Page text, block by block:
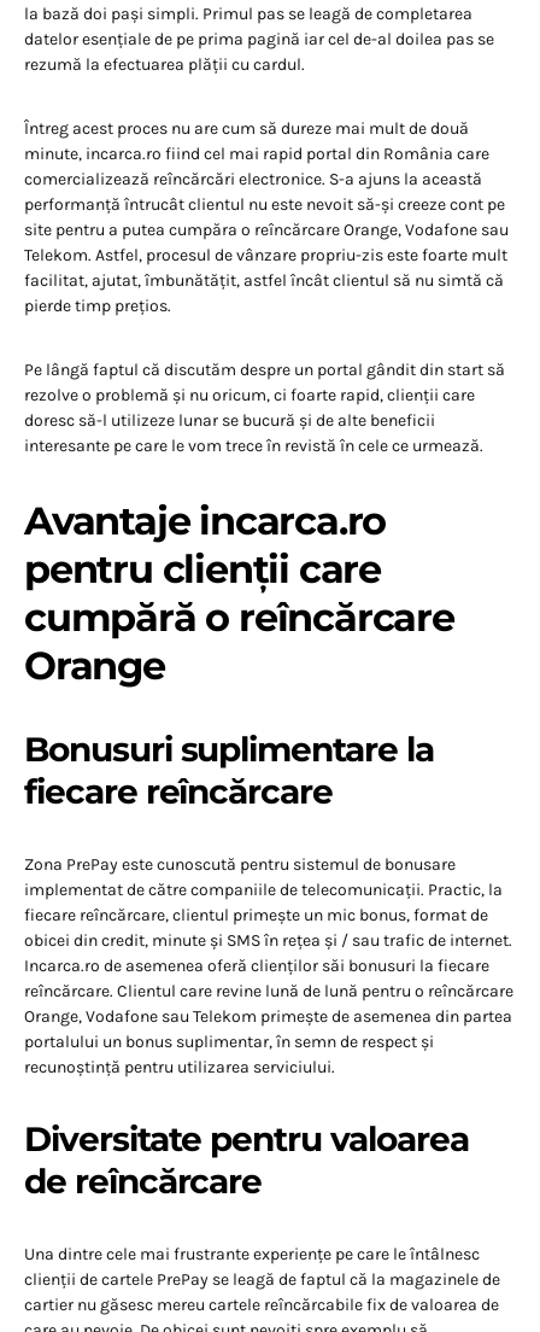
la bază doi pași simpli. Primul pas se leagă de completarea
datelor esențiale de pe prima pagină iar cel de-al doilea pas se
rezumă la efectuarea plății cu cardul.
Întreg acest proces nu are cum să dureze mai mult de două
minute, incarca.ro fiind cel mai rapid portal din România care
comercializează reîncărcări electronice. S-a ajuns la această
performanță întrucât clientul nu este nevoit să-și creeze cont pe
site pentru a putea cumpăra o reîncărcare Orange, Vodafone sau
Telekom. Astfel, procesul de vânzare propriu-zis este foarte mult
facilitat, ajutat, îmbunătățit, astfel încât clientul să nu simtă că
pierde timp prețios.
Pe lângă faptul că discutăm despre un portal gândit din start să
rezolve o problemă și nu oricum, ci foarte rapid, clienții care
doresc să-l utilizeze lunar se bucură și de alte beneficii
interesante pe care le vom trece în revistă în cele ce urmează.
Avantaje incarca.ro
pentru clienții care
cumpără o reîncărcare
Orange
Bonusuri suplimentare la
fiecare reîncărcare
Zona PrePay este cunoscută pentru sistemul de bonusare
implementat de către companiile de telecomunicații. Practic, la
fiecare reîncărcare, clientul primește un mic bonus, format de
obicei din credit, minute și SMS în rețea și / sau trafic de internet.
Incarca.ro de asemenea oferă clienților săi bonusuri la fiecare
reîncărcare. Clientul care revine lună de lună pentru o reîncărcare
Orange, Vodafone sau Telekom primește de asemenea din partea
portalului un bonus suplimentar, în semn de respect și
recunoștință pentru utilizarea serviciului.
Diversitate pentru valoarea
de reîncărcare
Una dintre cele mai frustrante experiențe pe care le întâlnesc
clienții de cartele PrePay se leagă de faptul că la magazinele de
cartier nu găsesc mereu cartele reîncărcabile fix de valoarea de